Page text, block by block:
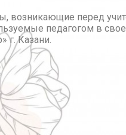
возникающие перед
педагогом в
г. Казани.